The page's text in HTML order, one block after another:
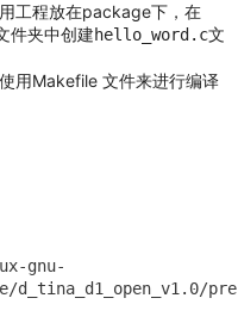
工程放在package下，在
件夹中创建hello_word.c文
用Makefile 文件来进行编译
gnu-